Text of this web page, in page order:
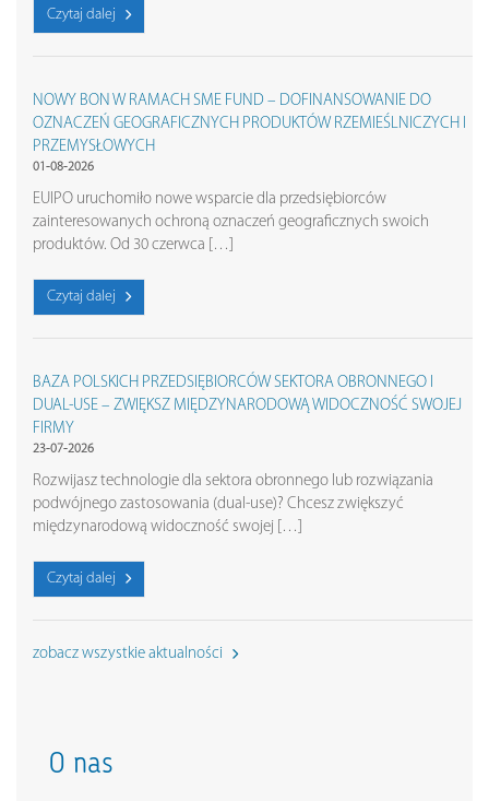
Czytaj dalej
NOWY BON W RAMACH SME FUND – DOFINANSOWANIE DO
OZNACZEŃ GEOGRAFICZNYCH PRODUKTÓW RZEMIEŚLNICZYCH I
PRZEMYSŁOWYCH
01-08-2026
EUIPO uruchomiło nowe wsparcie dla przedsiębiorców
zainteresowanych ochroną oznaczeń geograficznych swoich
produktów. Od 30 czerwca […]
Czytaj dalej
BAZA POLSKICH PRZEDSIĘBIORCÓW SEKTORA OBRONNEGO I
DUAL-USE – ZWIĘKSZ MIĘDZYNARODOWĄ WIDOCZNOŚĆ SWOJEJ
FIRMY
23-07-2026
Rozwijasz technologie dla sektora obronnego lub rozwiązania
podwójnego zastosowania (dual-use)? Chcesz zwiększyć
międzynarodową widoczność swojej […]
Czytaj dalej
zobacz wszystkie aktualności
O nas